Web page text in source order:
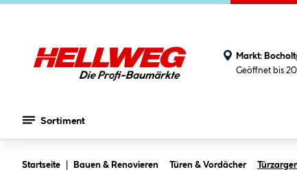
Markt: Bocholt
Geöffnet bis
Sortiment
Startseite Bauen & Renovieren Türen & Vordächer